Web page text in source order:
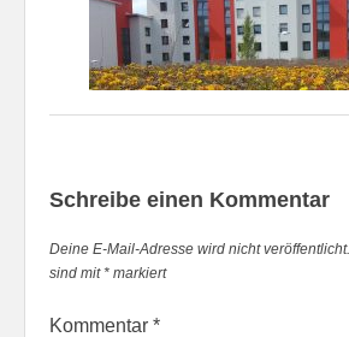
Schreibe einen Kommentar
Deine E-Mail-Adresse wird nicht veröffentlicht.
sind mit* markiert
Kommentar *